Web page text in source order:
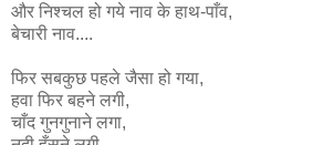
और निश्चल हो गये नाव के हाथ-पाँव,
बेचारी नाव....
फिर सबकुछ पहले जैसा हो गया,
हवा फिर बहने लगी,
चाँद गुनगुनाने लगा,